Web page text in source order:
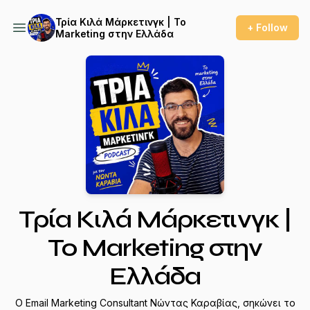
Τρία Κιλά Μάρκετινγκ | Το
Marketing στην Ελλάδα
+ Follow
Τρία Κιλά Μάρκετινγκ |
Το Marketing στην
Ελλάδα
Ο Email Marketing Consultant Νώντας Καραβίας, σηκώνει το